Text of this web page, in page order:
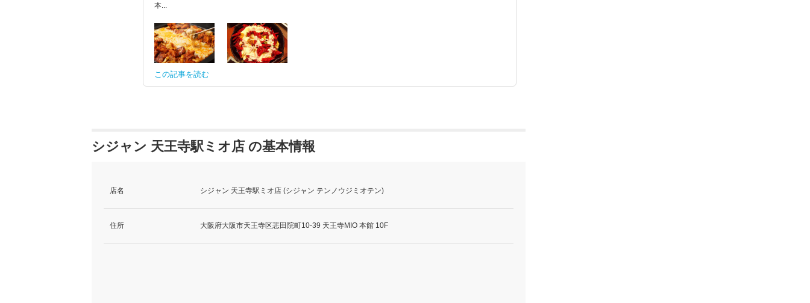
本...
この記事を読む
シジャン 天王寺駅ミオ店 の基本情報
店名 シジャン 天王寺駅ミオ店 (シジャン テンノウジミオテン)
住所 大阪府大阪市天王寺区悲田院町10-39 天王寺MIO 本館 10F